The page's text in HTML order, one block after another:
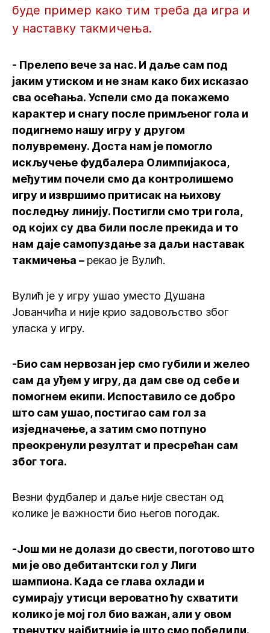
буде пример како тим треба да игра и
у наставку такмичења.
- Прелепо вече за нас. И даље сам под
јаким утиском и не знам како бих исказао
сва осећања. Успели смо да покажемо
карактер и снагу после примљеног гола и
подигнемо нашу игру у другом
полувремену. Доста нам је помогло
искључење фудбалера Олимпијакоса,
међутим почели смо да контролишемо
игру и извршимо притисак на њихову
последњу линију. Постигли смо три гола,
од којих су два били после прекида и то
нам даје самопуздање за даљи наставак
такмичења – рекао је Вулић.
Вулић је у игру ушао уместо Душана
Јованчића и није крио задовољство због
уласка у игру.
-Био сам нервозан јер смо губили и желео
сам да уђем у игру, да дам све од себе и
помогнем екипи. Испоставило се добро
што сам ушао, постигао сам гол за
изједначење, а затим смо потпуно
преокренули резултат и пресрећан сам
због тога.
Везни фудбалер и даље није свестан од
колике је важности био његов погодак.
-Још ми не долази до свести, поготово што
ми је ово дебитантски гол у Лиги
шампиона. Када се глава охлади и
сумирају утисци вероватно ћу схватити
колико је мој гол био важан, али у овом
тренутку најбитније је што смо победили.